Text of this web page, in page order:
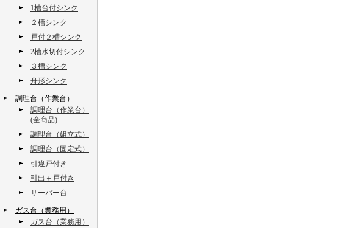
1槽台付シンク
２槽シンク
戸付２槽シンク
2槽水切付シンク
３槽シンク
舟形シンク
調理台（作業台）
調理台（作業台）
(全商品)
調理台（組立式）
調理台（固定式）
引違戸付き
引出＋戸付き
サーバー台
ガス台（業務用）
ガス台（業務用）